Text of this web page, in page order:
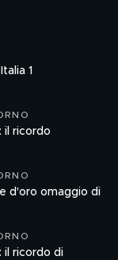
1
il ricordo
d'oro omaggio di
il ricordo di